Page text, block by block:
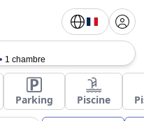
1 chambre
Parking Piscine